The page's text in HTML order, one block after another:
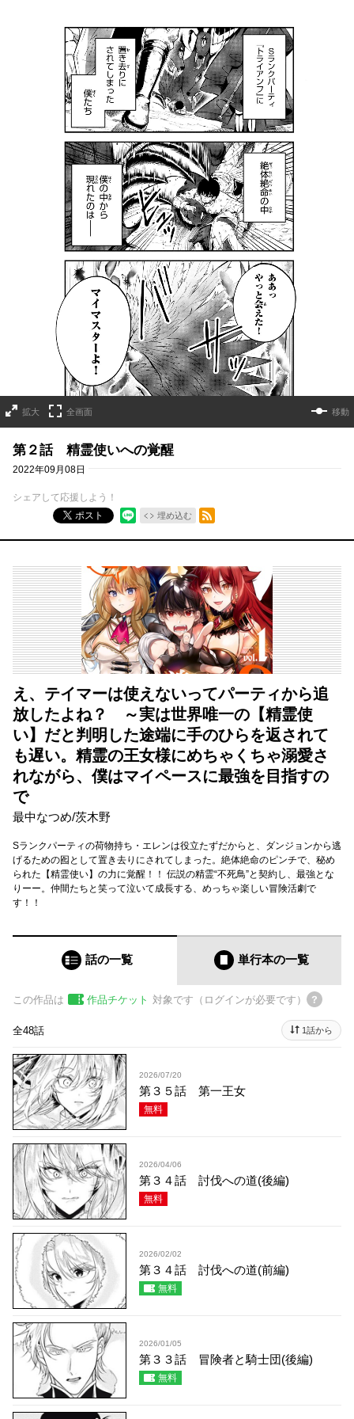
拡大 全画面 移動
第２話 精霊使いへの覚醒
2022年09月08日
シェアして応援しよう！
ポスト
埋め込む
RSSフィード
え、テイマーは使えないってパーティから追
放したよね？ ～実は世界唯一の【精霊使
い】だと判明した途端に手のひらを返されて
も遅い。精霊の王女様にめちゃくちゃ溺愛さ
れながら、僕はマイペースに最強を目指すの
で
最中なつめ/茨木野
Sランクパーティの荷物持ち・エレンは役立たずだからと、ダンジョンから逃
げるための囮として置き去りにされてしまった。絶体絶命のピンチで、秘め
られた【精霊使い】の力に覚醒！！ 伝説の精霊“不死鳥”と契約し、最強とな
りーー。仲間たちと笑って泣いて成長する、めっちゃ楽しい冒険活劇で
す！！
話の一覧 単行本の一覧
この作品は 作品チケット 対象です（ログインが必要です）
全48話 1話から
2026/07/20
第３５話 第一王女
無料
2026/04/06
第３４話 討伐への道(後編)
無料
2026/02/02
第３４話 討伐への道(前編)
無料
2026/01/05
第３３話 冒険者と騎士団(後編)
無料